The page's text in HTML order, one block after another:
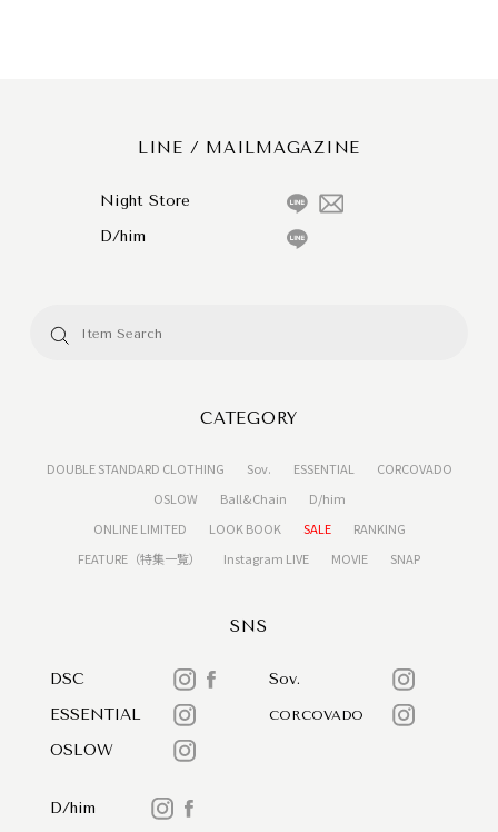
LINE / MAILMAGAZINE
Night Store
D/him
CATEGORY
DOUBLE STANDARD CLOTHING Sov. ESSENTIAL
CORCOVADO
OSLOW
Ball&Chain
D/him
ONLINE LIMITED
LOOK BOOK SALE
RANKING
FEATURE（特集一覧）
Instagram LIVE MOVIE SNAP
SNS
DSC
Sov.
ESSENTIAL
CORCOVADO
OSLOW
D/him